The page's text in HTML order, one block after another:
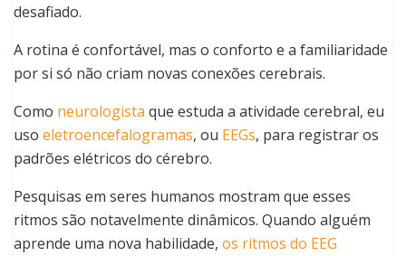
desafiado.
A rotina é confortável, mas o conforto e a familiaridade
por si só não criam novas conexões cerebrais.
Como neurologista que estuda a atividade cerebral, eu
uso eletroencefalogramas, ou EEGs, para registrar os
padrões elétricos do cérebro.
Pesquisas em seres humanos mostram que esses
ritmos são notavelmente dinâmicos. Quando alguém
aprende uma nova habilidade, os ritmos do EEG